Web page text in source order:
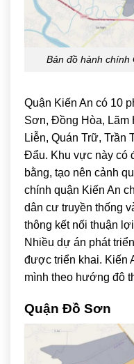
Bản đồ hành chính
Quận Kiến An có 10
Sơn, Đồng Hòa, Lãm
Liễn, Quán Trữ, Trần
Đẩu. Khu vực này có
bằng, tạo nên cảnh
chính quận Kiến An
dân cư truyền thống
thông kết nối thuận
Nhiều dự án phát
được triển khai. Kiến
mình theo hướng đô
Quận Đồ Sơn